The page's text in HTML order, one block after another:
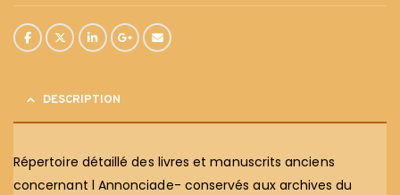
DESCRIPTION
Répertoire détaillé des livres et manuscrits anciens
concernant l Annonciade- conservés aux archives du